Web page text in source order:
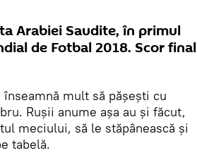
Arabiei Saudite, în primul
de Fotbal 2018. Scor final
înseamnă mult să pășești cu
Rușii anume așa au și făcut,
meciului, să le stăpânească și
tabelă.